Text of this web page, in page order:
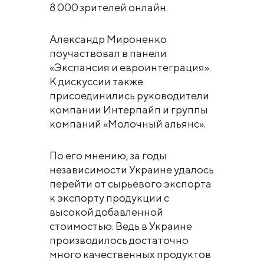
8 000 зрителей онлайн.
Александр Мироненко
поучаствовал в панели
«Экспансия и евроинтеграция».
К дискуссии также
присоединились руководители
компании Интерпайп и группы
компаний «Молочный альянс».
По его мнению, за годы
независимости Украине удалось
перейти от сырьевого экспорта
к экспорту продукции с
высокой добавленной
стоимостью. Ведь в Украине
производилось достаточно
много качественных продуктов